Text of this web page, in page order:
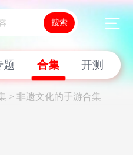
题 合集 开测
>非遗文化的手游合集